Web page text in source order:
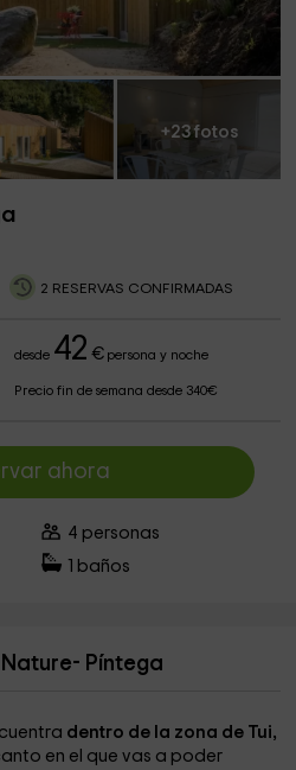
+23 fotos
2 RESERVAS CONFIRMADAS
desde 42 €persona y noche
Precio fin de semana desde 340€
ahora
4 personas
baños
Píntega
dentro de la zona de Tui,
en el que vas a poder